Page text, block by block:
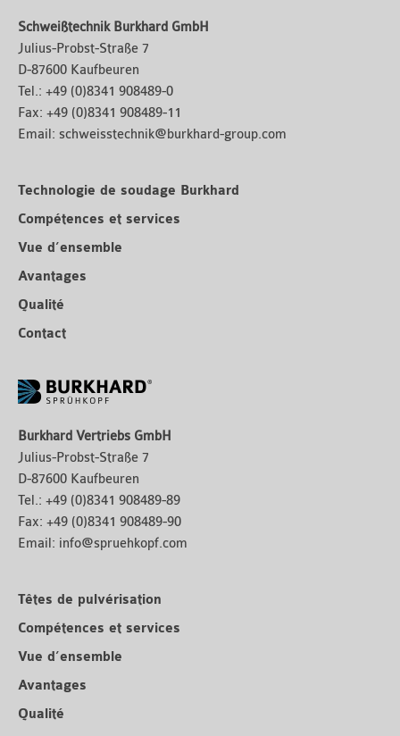
Schweißtechnik Burkhard GmbH
Julius-Probst-Straße 7
D-87600 Kaufbeuren
Tel.: +49 (0)8341 908489-0
Fax: +49 (0)8341 908489-11
Email: schweisstechnik@burkhard-group.com
Technologie de soudage Burkhard
Compétences et services
Vue d’ensemble
Avantages
Qualité
Contact
Burkhard Vertriebs GmbH
Julius-Probst-Straße 7
D-87600 Kaufbeuren
Tel.: +49 (0)8341 908489-89
Fax: +49 (0)8341 908489-90
Email: info@spruehkopf.com
Têtes de pulvérisation
Compétences et services
Vue d’ensemble
Avantages
Qualité